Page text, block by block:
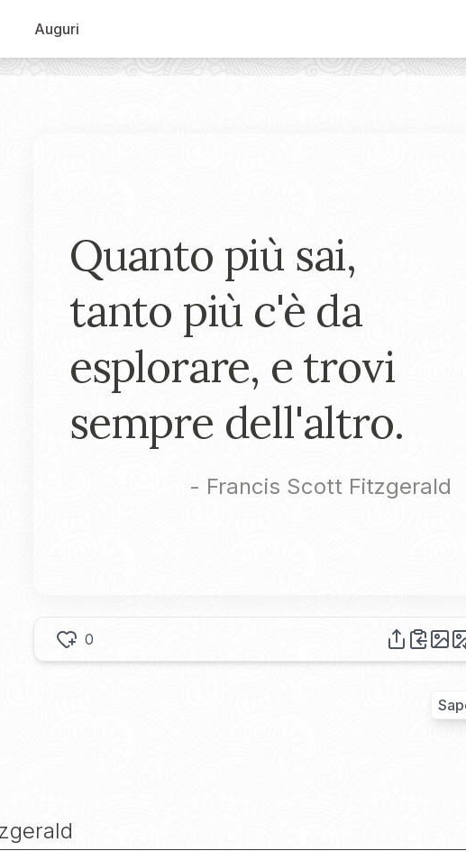
Auguri
Quanto più sai,
tanto più c'è da
esplorare, e trovi
sempre dell'altro.
- Francis Scott Fitzgerald
0